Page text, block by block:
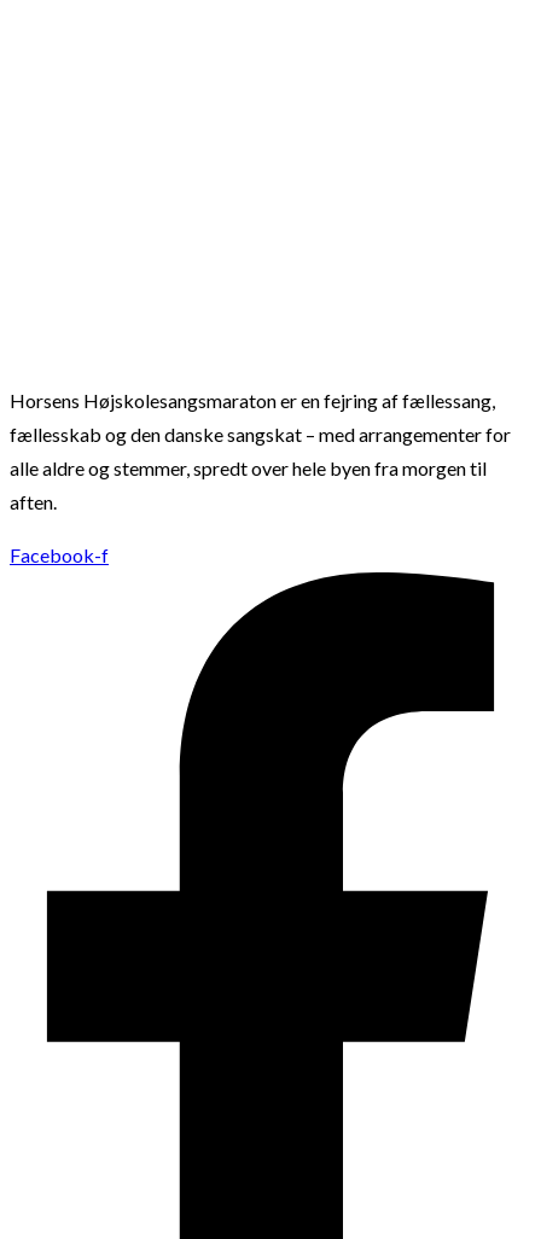
Horsens Højskolesangsmaraton er en fejring af fællessang,
fællesskab og den danske sangskat – med arrangementer for
alle aldre og stemmer, spredt over hele byen fra morgen til
aften.
Facebook-f